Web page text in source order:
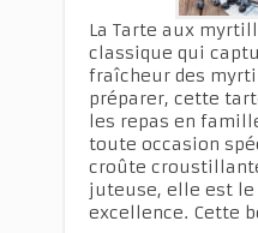
La Tarte aux
classique qui
fraîcheur des
préparer, cette
les repas en
toute occasion
croûte
juteuse, elle est
excellence. Cette